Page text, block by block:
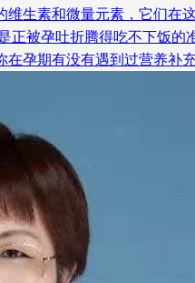
生素和微量元素，它们
正被孕吐折腾得吃不下饭
孕期有没有遇到过营养补